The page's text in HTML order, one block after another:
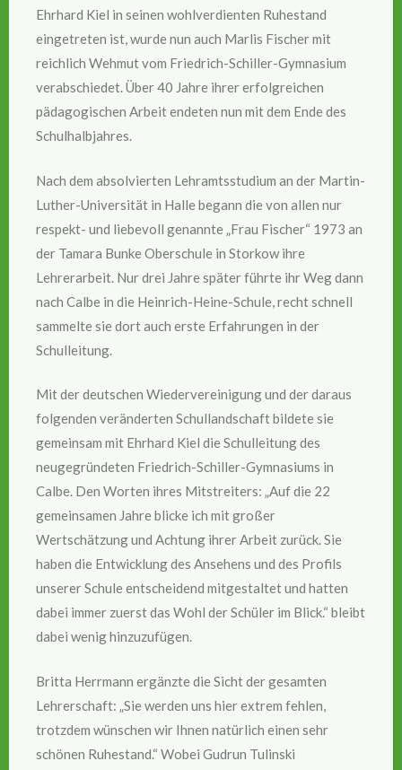
Ehrhard Kiel in seinen wohlverdienten Ruhestand
eingetreten ist, wurde nun auch Marlis Fischer mit
reichlich Wehmut vom Friedrich-Schiller-Gymnasium
verabschiedet. Über 40 Jahre ihrer erfolgreichen
pädagogischen Arbeit endeten nun mit dem Ende des
Schulhalbjahres.
Nach dem absolvierten Lehramtsstudium an der Martin-
Luther-Universität in Halle begann die von allen nur
respekt- und liebevoll genannte „Frau Fischer“ 1973 an
der Tamara Bunke Oberschule in Storkow ihre
Lehrerarbeit. Nur drei Jahre später führte ihr Weg dann
nach Calbe in die Heinrich-Heine-Schule, recht schnell
sammelte sie dort auch erste Erfahrungen in der
Schulleitung.
Mit der deutschen Wiedervereinigung und der daraus
folgenden veränderten Schullandschaft bildete sie
gemeinsam mit Ehrhard Kiel die Schulleitung des
neugegründeten Friedrich-Schiller-Gymnasiums in
Calbe. Den Worten ihres Mitstreiters: „Auf die 22
gemeinsamen Jahre blicke ich mit großer
Wertschätzung und Achtung ihrer Arbeit zurück. Sie
haben die Entwicklung des Ansehens und des Profils
unserer Schule entscheidend mitgestaltet und hatten
dabei immer zuerst das Wohl der Schüler im Blick.“ bleibt
dabei wenig hinzuzufügen.
Britta Herrmann ergänzte die Sicht der gesamten
Lehrerschaft: „Sie werden uns hier extrem fehlen,
trotzdem wünschen wir Ihnen natürlich einen sehr
schönen Ruhestand.“ Wobei Gudrun Tulinski